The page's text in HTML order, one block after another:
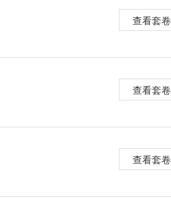
查看套卷
查看套卷
查看套卷